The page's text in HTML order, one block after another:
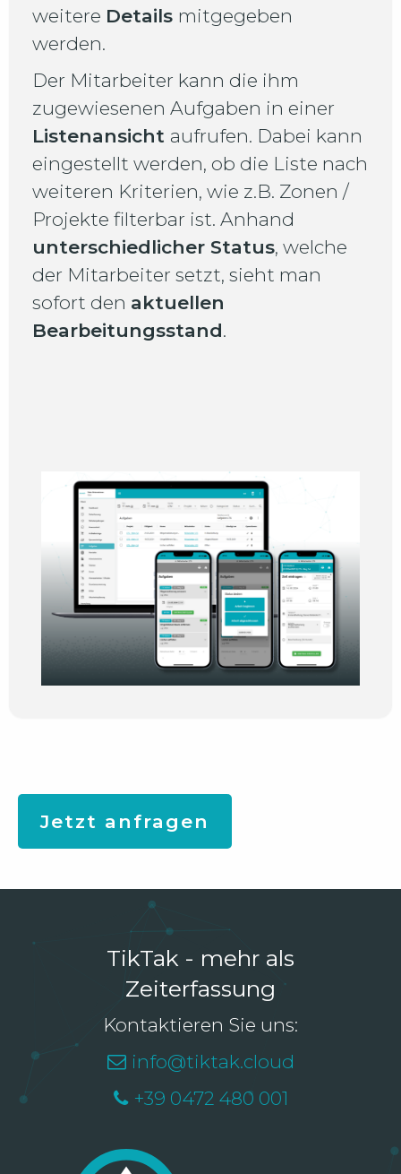
weitere Details mitgegeben
werden.
Der Mitarbeiter kann die ihm
zugewiesenen Aufgaben in einer
Listenansicht aufrufen. Dabei kann
eingestellt werden, ob die Liste nach
weiteren Kriterien, wie z.B. Zonen /
Projekte filterbar ist. Anhand
unterschiedlicher Status, welche
der Mitarbeiter setzt, sieht man
sofort den aktuellen
Bearbeitungsstand.
Jetzt anfragen
TikTak - mehr als
Zeiterfassung
Kontaktieren Sie uns:
info@tiktak.cloud
+39 0472 480 001